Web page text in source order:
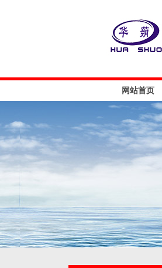
网站首页